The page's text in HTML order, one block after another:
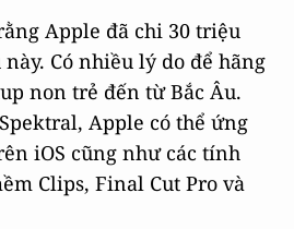
Apple đã chi 30 triệu
Có nhiều lý do để hãng
non trẻ đến từ Bắc Âu.
Apple có thể ứng
iOS cũng như các tính
Clips, Final Cut Pro và